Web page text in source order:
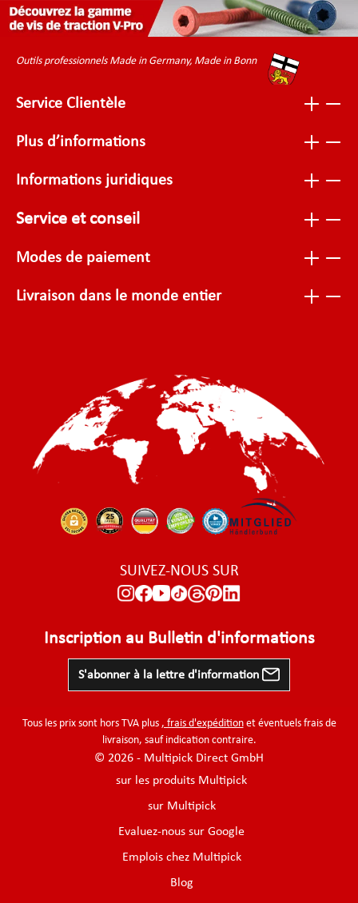
Outils professionnels Made in Germany, Made in Bonn
Service Clientèle
Plus d’informations
Informations juridiques
Service et conseil
Modes de paiement
Livraison dans le monde entier
SUIVEZ-NOUS SUR
Inscription au Bulletin d'informations
S'abonner à la lettre d'information
Tous les prix sont hors TVA plus , frais d'expéditionet éventuels frais de
livraison, sauf indication contraire.
© 2026 - Multipick Direct GmbH
sur les produits Multipick
sur Multipick
Evaluez-nous sur Google
Emplois chez Multipick
Blog